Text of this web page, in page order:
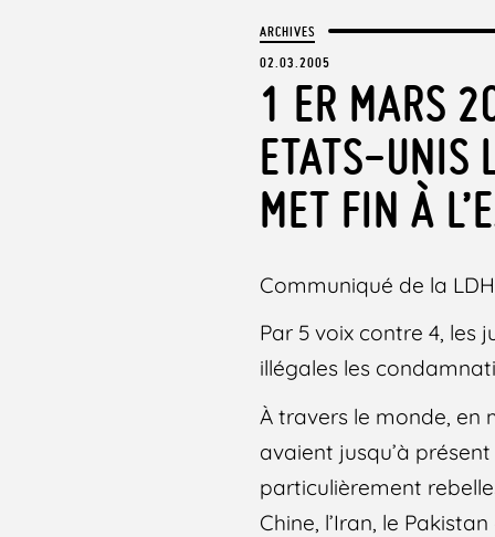
ARCHIVES
02.03.2005
1 ER MARS
ETATS-UNIS
MET FIN À
Communiqué de la LDH
Par 5 voix contre 4, les
illégales les
À travers le monde, en
avaient jusqu’à
particulièrement
Chine, l’Iran, le